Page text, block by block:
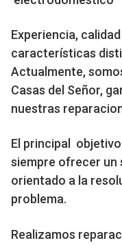
Experiencia,
características
Actualmente,
Casas del Señor,
nuestras
El principal
siempre ofrecer un
orientado a la
problema.
Realizamos